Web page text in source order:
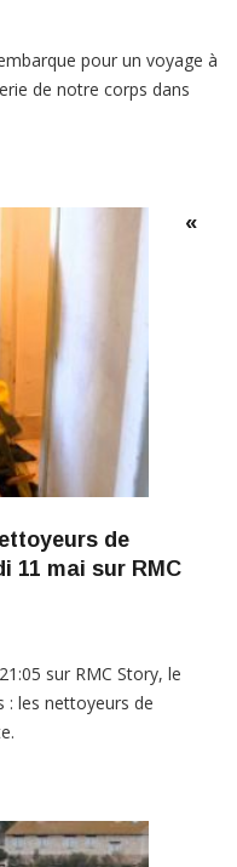
pour un voyage à
de notre corps dans
«
de
11 mai sur RMC
sur RMC Story, le
: les nettoyeurs de